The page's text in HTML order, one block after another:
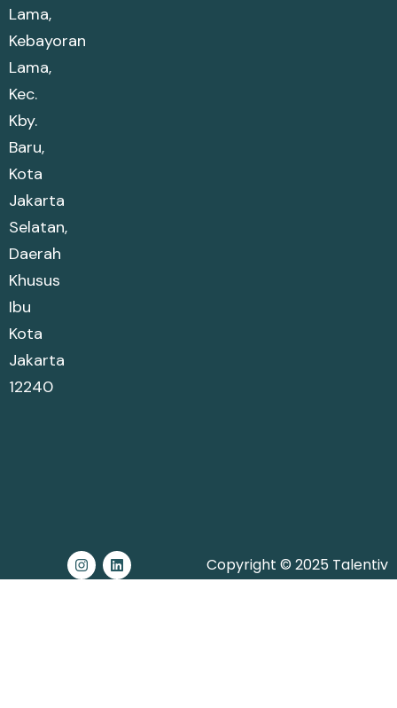
Lama,
Kebayoran
Lama,
Kec.
Kby.
Baru,
Kota
Jakarta
Selatan,
Daerah
Khusus
Ibu
Kota
Jakarta
12240
Copyright © 2025 Talentiv